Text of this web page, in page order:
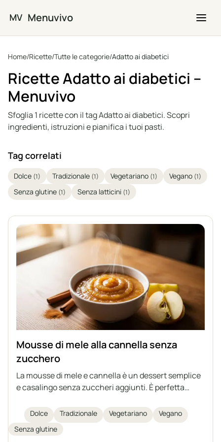
MV Menuvivo
Home/Ricette/Tutte le categorie/Adatto ai diabetici
Ricette Adatto ai diabetici –
Menuvivo
Sfoglia 1 ricette con il tag Adatto ai diabetici. Scopri
ingredienti, istruzioni e pianifica i tuoi pasti.
Tag correlati
Dolce (1) Tradizionale (1) Vegetariano (1) Vegano (1)
Senza glutine (1) Senza latticini (1)
Mousse di mele alla cannella senza
zucchero
La mousse di mele e cannella è un dessert semplice
e casalingo senza zuccheri aggiunti. È perfetta
piatti. Può essere preparata in anticipo e conservata
a lungo.
Dolce Tradizionale Vegetariano
Vegano
Senza glutine